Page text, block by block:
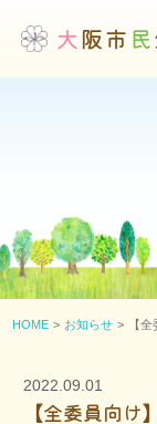
大 阪市 民
HOME お知らせ 【
2022.09.01
【全委員向け